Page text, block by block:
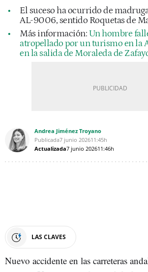
El suceso ha ocurrido de
AL-9006, sentido Roquetas de
Más información: Un hombre
atropellado por un turismo en la
en la salida de Moraleda de
Andrea Jiménez Troyano
Publicada7 junio 202611:45h
Actualizada7 junio 202611:46h
LAS CLAVES
Nuevo accidente en las carreteras